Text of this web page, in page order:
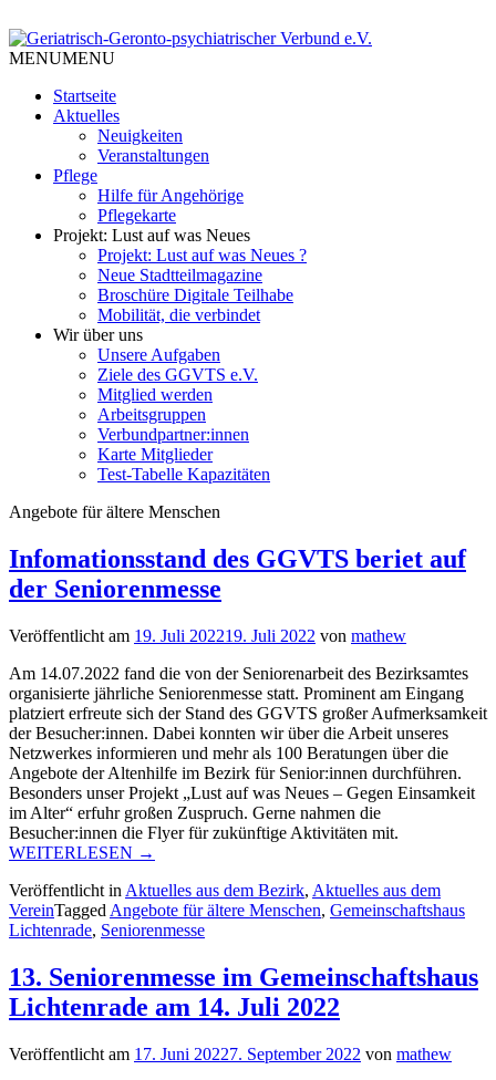
to
content
Geriatrisch-Geronto-
psychiatrischer Verbund e.V.
Tempelhof Schöneberg
MENUMENU
Startseite
Aktuelles
Neuigkeiten
Veranstaltungen
Pflege
Hilfe für Angehörige
Pflegekarte
Projekt: Lust auf was Neues
Projekt: Lust auf was Neues ?
Neue Stadtteilmagazine
Broschüre Digitale Teilhabe
Mobilität, die verbindet
Wir über uns
Unsere Aufgaben
Ziele des GGVTS e.V.
Mitglied werden
Arbeitsgruppen
Verbundpartner:innen
Karte Mitglieder
Test-Tabelle Kapazitäten
Angebote für ältere Menschen
Infomationsstand des GGVTS beriet auf
der Seniorenmesse
Veröffentlicht am 19. Juli 202219. Juli 2022 von mathew
Am 14.07.2022 fand die von der Seniorenarbeit des Bezirksamtes
organisierte jährliche Seniorenmesse statt. Prominent am Eingang
platziert erfreute sich der Stand des GGVTS großer Aufmerksamkeit
der Besucher:innen. Dabei konnten wir über die Arbeit unseres
Netzwerkes informieren und mehr als 100 Beratungen über die
Angebote der Altenhilfe im Bezirk für Senior:innen durchführen.
Besonders unser Projekt „Lust auf was Neues – Gegen Einsamkeit
im Alter“ erfuhr großen Zuspruch. Gerne nahmen die
Besucher:innen die Flyer für zukünftige Aktivitäten mit.
WEITERLESEN „Infomationsstand
GGVTS
beriet
auf
Seniorenmesse“
→
Veröffentlicht in Aktuelles aus dem Bezirk, Aktuelles aus dem
VereinTagged Angebote für ältere Menschen, Gemeinschaftshaus
Lichtenrade, Seniorenmesse
13. Seniorenmesse im Gemeinschaftshaus
Lichtenrade am 14. Juli 2022
Veröffentlicht am 17. Juni 20227. September 2022 von mathew